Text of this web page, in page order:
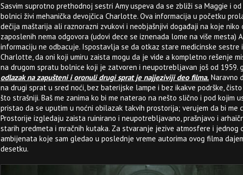
Sasvim suprotno prethodnoj sestri Amy uspeva da se zbliži sa Maggie i
bolnici živi mehanička devojčica Charlotte. Ova informacija u početku
dečija maštarija ali raznorazni zvukovi i neobjašnjivi događaji na koje niko
zaposlenih nema odgovora (udovi dece se iznenada lome na više mesta)
informaciju ne odbacuje. Ispostavlja se da otkaz stare medicinske sestre
Charlotte, da oni koji umiru zaista mogu da je vide a kompletno rešenje
na drugom spratu bolnice koji je zatvoren i neupotrebljavan još od 1959.
odlazak na zapušteni i oronuli drugi sprat je najjeziviji deo filma. Naravno
na drugi sprat u sred noći, bez baterijske lampe i bez ikakve podrške,
što strašniji. Baš me zanima ko bi me naterao na nešto slično i pod kojim
pristao da se uputim u noćni obilazak takvih prostorija; verujem da bi me
Prostorije izgledaju zaista ruinirano i neupotrebljavano, prašnjavo i
starih predmeta i mračnih kutaka. Za stvaranje jezive atmosfere i jednog
ambijenata koje sam gledao u poslednje vreme autorima ovog filma
desetku.